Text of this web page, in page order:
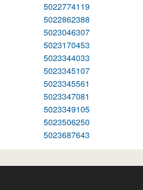
5022774119
5022862388
5023046307
5023170453
5023344033
5023345107
5023345561
5023347081
5023349105
5023506250
5023687643